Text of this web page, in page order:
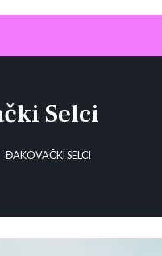
Selci
ĐAKOVAČKI SELCI